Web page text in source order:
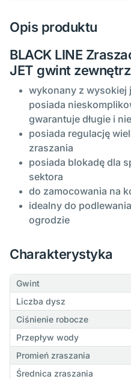
Opis produktu
BLACK LINE
JET gwint
wykonany z wysokiej
posiada
gwarantuje długie i
posiada regulację
zraszania
posiada blokadę dla
sektora
do zamocowania na
idealny do
ogrodzie
Charakterystyka
Gwint
Liczba dysz
Ciśnienie robocze
Przepływ wody
Promień zraszania
Średnica zraszania